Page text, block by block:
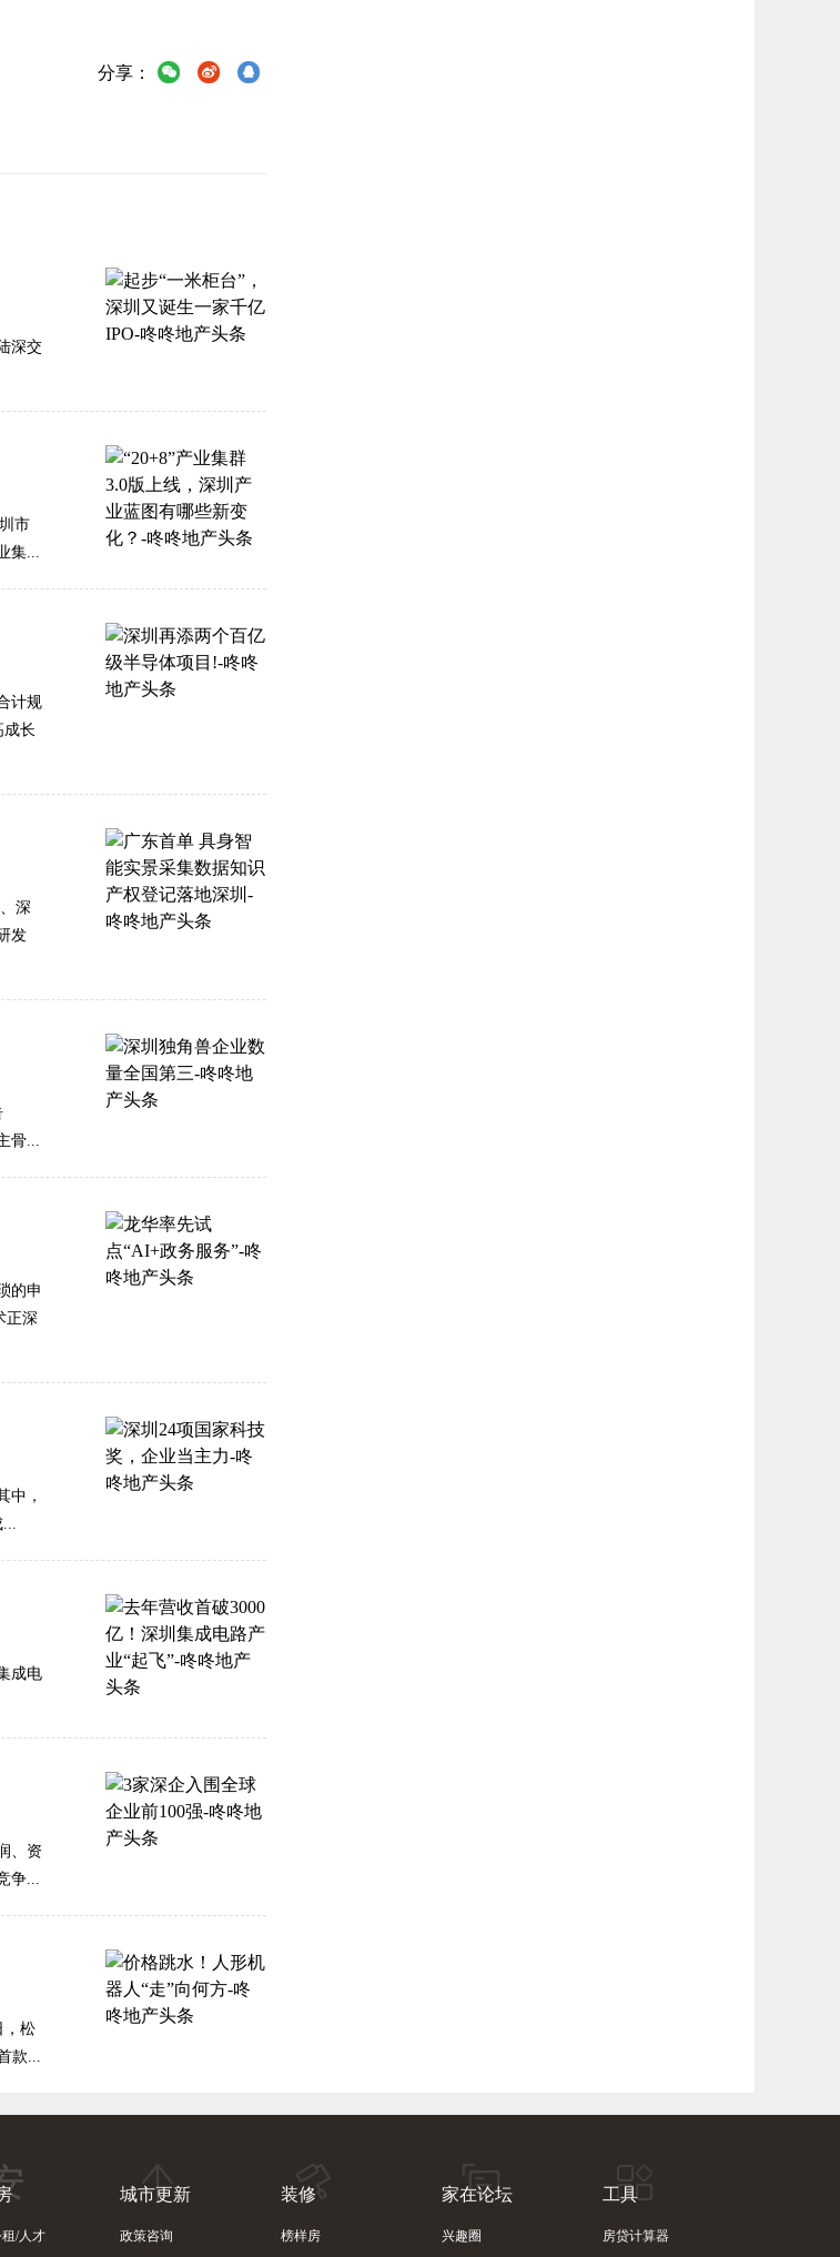
分享：
深交
市
集...
计规
成长
深
发
骨...
的申
正深
中，
...
成电
、资
争...
，松
款...
/人才
城市更新
政策咨询
装修
榜样房
家在论坛
兴趣圈
工具
房贷计算器